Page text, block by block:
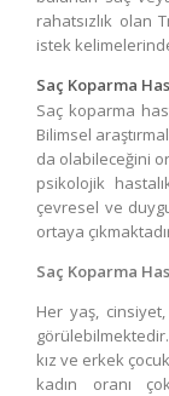
rahatsızlık olan
istek
Saç Koparma
Saç koparma
Bilimsel
da olabileceğini
psikolojik
çevresel ve
ortaya
Saç Koparma
Her yaş,
kız ve erkek
kadın oranı